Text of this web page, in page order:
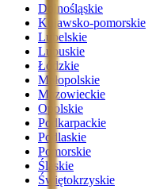
Dolnośląskie
Kujawsko-pomorskie
Lubelskie
Lubuskie
Łódzkie
Małopolskie
Mazowieckie
Opolskie
Podkarpackie
Podlaskie
Pomorskie
Śląskie
Świętokrzyskie